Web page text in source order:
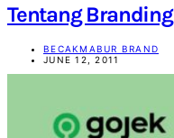
Tentang Branding
BECAKMABUR BRAND
JUNE 12, 2011